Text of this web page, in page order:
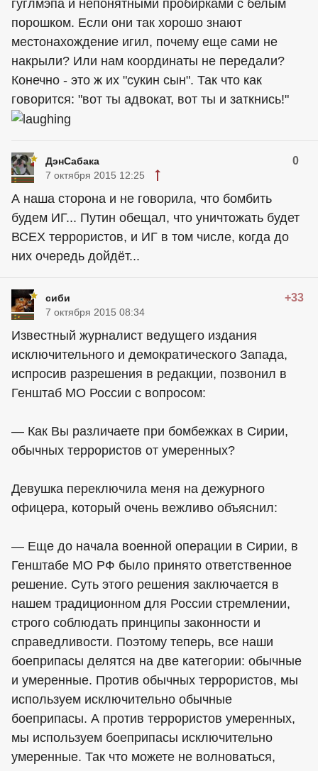
гуглмэпа и непонятными пробирками с белым
порошком. Если они так хорошо знают
местонахождение игил, почему еще сами не
накрыли? Или нам координаты не передали?
Конечно - это ж их "сукин сын". Так что как
говорится: "вот ты адвокат, вот ты и заткнись!"
ДэнСабака 0
7 октября 2015 12:25
А наша сторона и не говорила, что бомбить
будем ИГ... Путин обещал, что уничтожать будет
ВСЕХ террористов, и ИГ в том числе, когда до
них очередь дойдёт...
сиби +33
7 октября 2015 08:34
Известный журналист ведущего издания
исключительного и демократического Запада,
испросив разрешения в редакции, позвонил в
Генштаб МО России с вопросом:
— Как Вы различаете при бомбежках в Сирии,
обычных террористов от умеренных?
Девушка переключила меня на дежурного
офицера, который очень вежливо объяснил:
— Еще до начала военной операции в Сирии, в
Генштабе МО РФ было принято ответственное
решение. Суть этого решения заключается в
нашем традиционном для России стремлении,
строго соблюдать принципы законности и
справедливости. Поэтому теперь, все наши
боеприпасы делятся на две категории: обычные
и умеренные. Против обычных террористов, мы
используем исключительно обычные
боеприпасы. А против террористов умеренных,
мы используем боеприпасы исключительно
умеренные. Так что можете не волноваться,